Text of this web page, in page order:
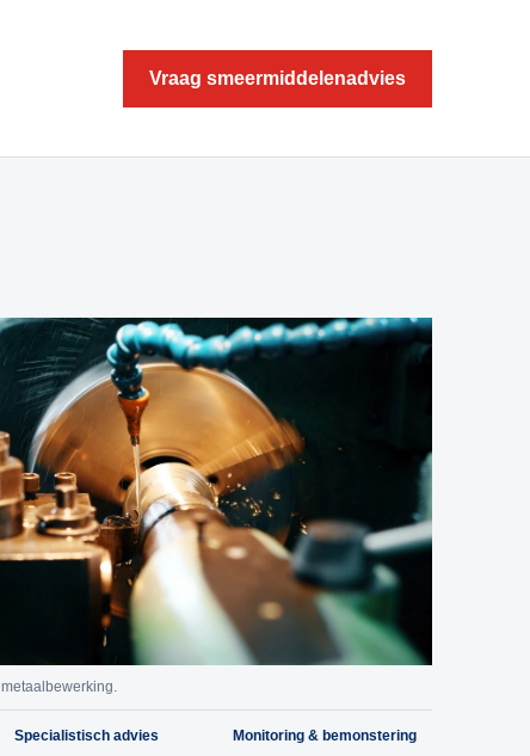
Vraag smeermiddelenadvies
Specialistisch advies Monitoring & bemonstering